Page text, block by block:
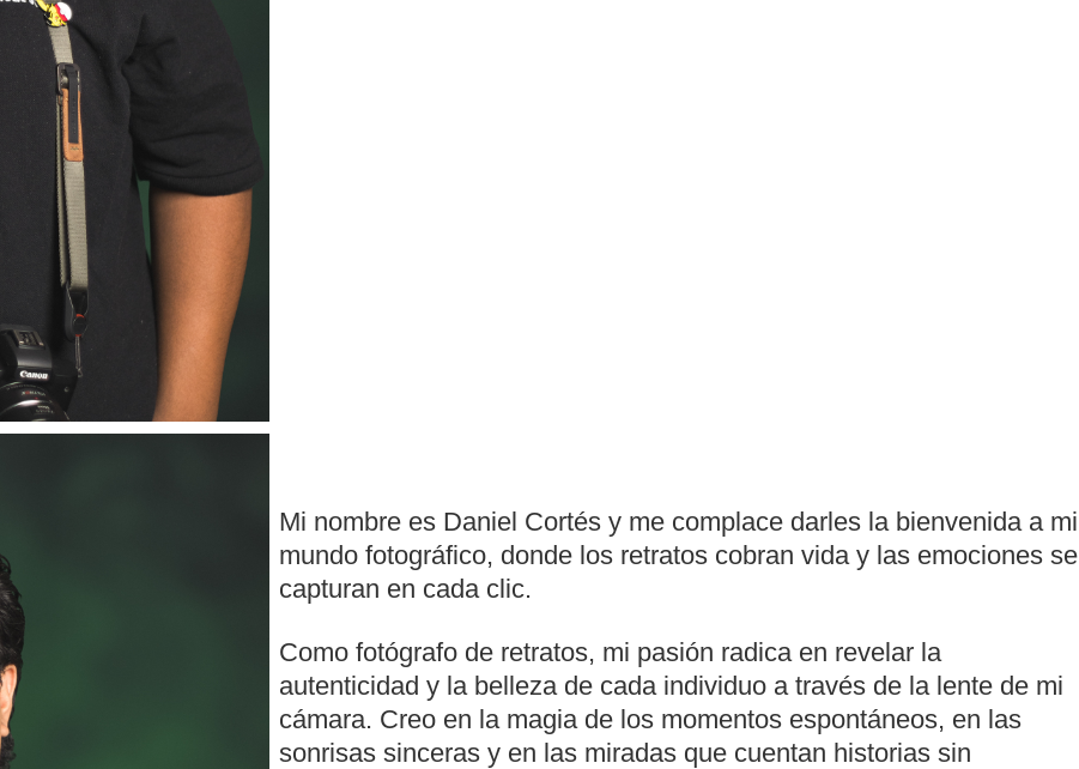
Mi nombre es Daniel Cortés y me complace darles la bienvenida a mi
mundo fotográfico, donde los retratos cobran vida y las emociones se
capturan en cada clic.
Como fotógrafo de retratos, mi pasión radica en revelar la
autenticidad y la belleza de cada individuo a través de la lente de mi
cámara. Creo en la magia de los momentos espontáneos, en las
sonrisas sinceras y en las miradas que cuentan historias sin